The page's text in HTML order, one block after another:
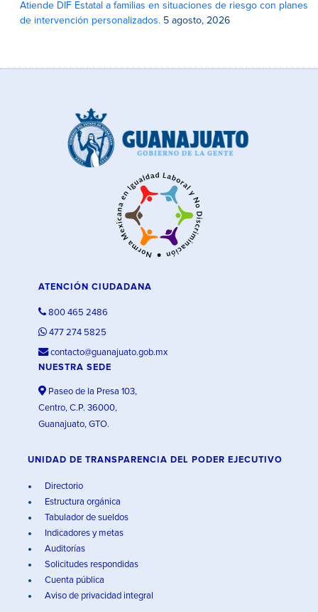
Atiende DIF Estatal a familias en situaciones de riesgo con planes
de intervención personalizados. 5 agosto, 2026
ATENCIÓN CIUDADANA
800 465 2486
477 274 5825
contacto@guanajuato.gob.mx
NUESTRA SEDE
Paseo de la Presa 103,
Centro, C.P. 36000,
Guanajuato, GTO.
UNIDAD DE TRANSPARENCIA DEL PODER EJECUTIVO
Directorio
Estructura orgánica
Tabulador de sueldos
Indicadores y metas
Auditorías
Solicitudes respondidas
Cuenta pública
Aviso de privacidad integral